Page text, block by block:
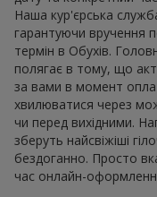
Наша кур'єрська
гарантуючи вручення
термін в Обухів.
полягає в тому, що
за вами в момент
хвилюватися через
чи перед вихідними.
зберуть найсвіжіші
бездоганно. Просто
час онлайн-